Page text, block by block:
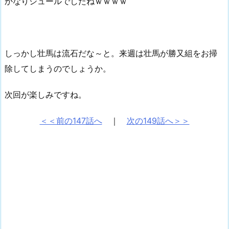
しっかし壮馬は流石だな～と。来週は壮馬が勝又組をお掃
除してしまうのでしょうか。
次回が楽しみですね。
＜＜前の147話へ｜ 次の149話へ＞＞